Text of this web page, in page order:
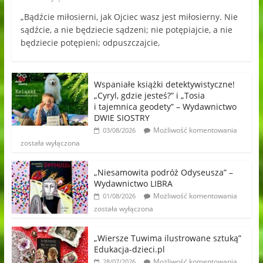
„Bądźcie miłosierni, jak Ojciec wasz jest miłosierny. Nie
sądźcie, a nie będziecie sądzeni; nie potępiajcie, a nie
będziecie potępieni; odpuszczajcie,
Wspaniałe książki detektywistyczne!
„Cyryl, gdzie jesteś?” i „Tosia
i tajemnica geodety” – Wydawnictwo
DWIE SIOSTRY
03/08/2026
Możliwość komentowania
została wyłączona
„Niesamowita podróż Odyseusza” –
Wydawnictwo LIBRA
01/08/2026
Możliwość komentowania
została wyłączona
„Wiersze Tuwima ilustrowane sztuką”
Edukacja-dzieci.pl